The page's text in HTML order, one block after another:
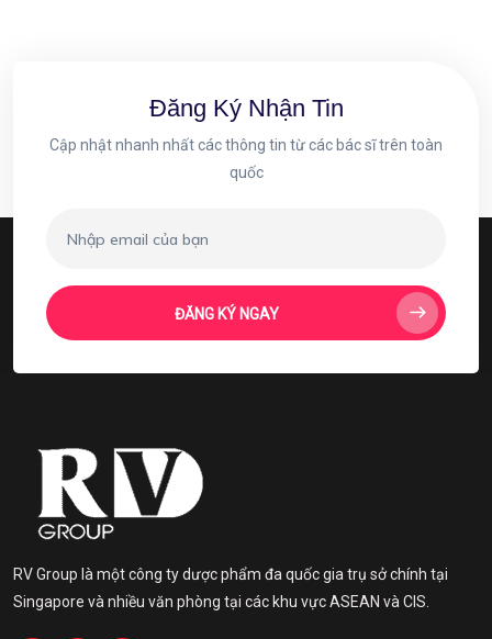
Đăng Ký Nhận Tin
Cập nhật nhanh nhất các thông tin từ các bác sĩ trên toàn
quốc
ĐĂNG KÝ NGAY
RV Group là một công ty dược phẩm đa quốc gia trụ sở chính tại
Singapore và nhiều văn phòng tại các khu vực ASEAN và CIS.